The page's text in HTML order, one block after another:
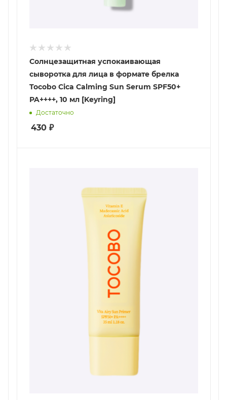
Солнцезащитная успокаивающая
сыворотка для лица в формате брелка
Tocobo Cica Calming Sun Serum SPF50+
PA++++, 10 мл [Keyring]
Достаточно
430 ₽